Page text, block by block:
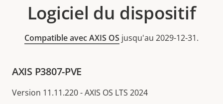
Logiciel du dispositif
Compatible avec AXIS OS jusqu'au 2029-12-31.
AXIS P3807-PVE
Version 11.11.220 - AXIS OS LTS 2024